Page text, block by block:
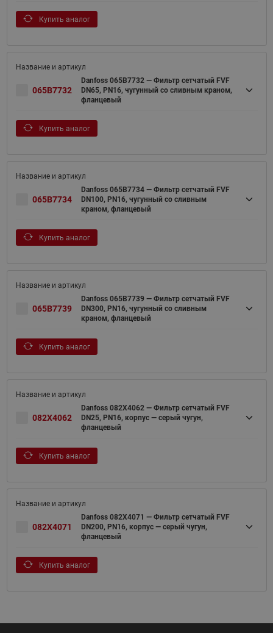
Купить аналог
065B7732
Danfoss 065B7732 — Фильтр сетчатый FVF
DN65, PN16, чугунный со сливным краном,
фланцевый
Купить аналог
065B7734
Danfoss 065B7734 — Фильтр сетчатый FVF
DN100, PN16, чугунный со сливным
краном, фланцевый
Купить аналог
065B7739
Danfoss 065B7739 — Фильтр сетчатый FVF
DN300, PN16, чугунный со сливным
краном, фланцевый
Купить аналог
082X4062
Danfoss 082X4062 — Фильтр сетчатый FVF
DN25, PN16, корпус — серый чугун,
фланцевый
Купить аналог
082X4071
Danfoss 082X4071 — Фильтр сетчатый FVF
DN200, PN16, корпус — серый чугун,
фланцевый
Купить аналог